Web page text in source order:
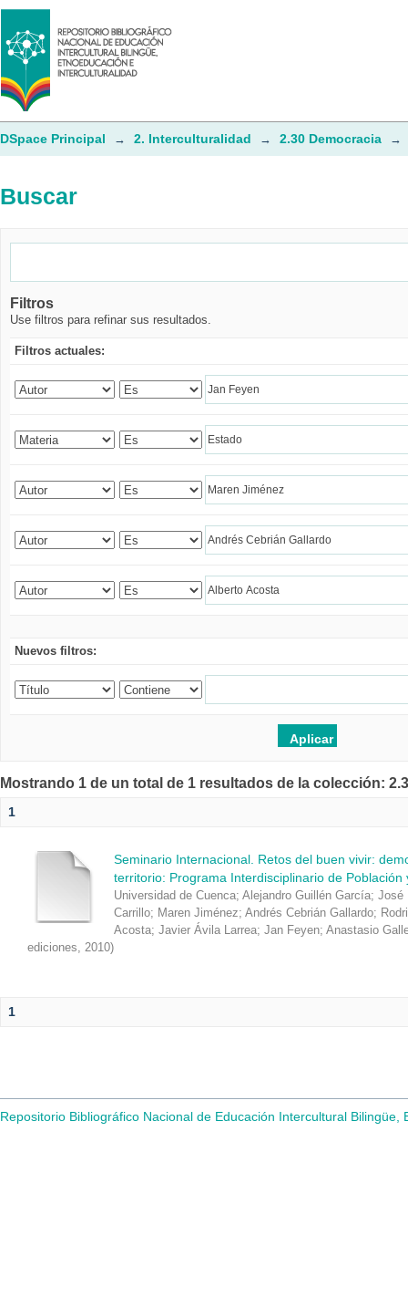
Buscar
DSpace Principal → 2. Interculturalidad → 2.30 Democracia →
Buscar
Filtros
Use filtros para refinar sus resultados.
Filtros actuales:
Nuevos filtros:
Mostrando 1 de un total de 1 resultados de la colección:
1
Seminario Internacional. Retos del buen vivir:
territorio: Programa Interdisciplinario de
Universidad de Cuenca; Alejandro Guillén García; José
Carrillo; Maren Jiménez; Andrés Cebrián Gallardo;
Acosta; Javier Ávila Larrea; Jan Feyen; Anastasio
ediciones, 2010)
1
Repositorio Bibliográfico Nacional de Educación Intercultural